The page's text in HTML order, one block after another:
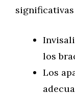
los
Los